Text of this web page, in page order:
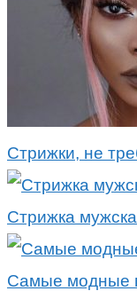
Стрижки, не
Стрижка
Самые модные